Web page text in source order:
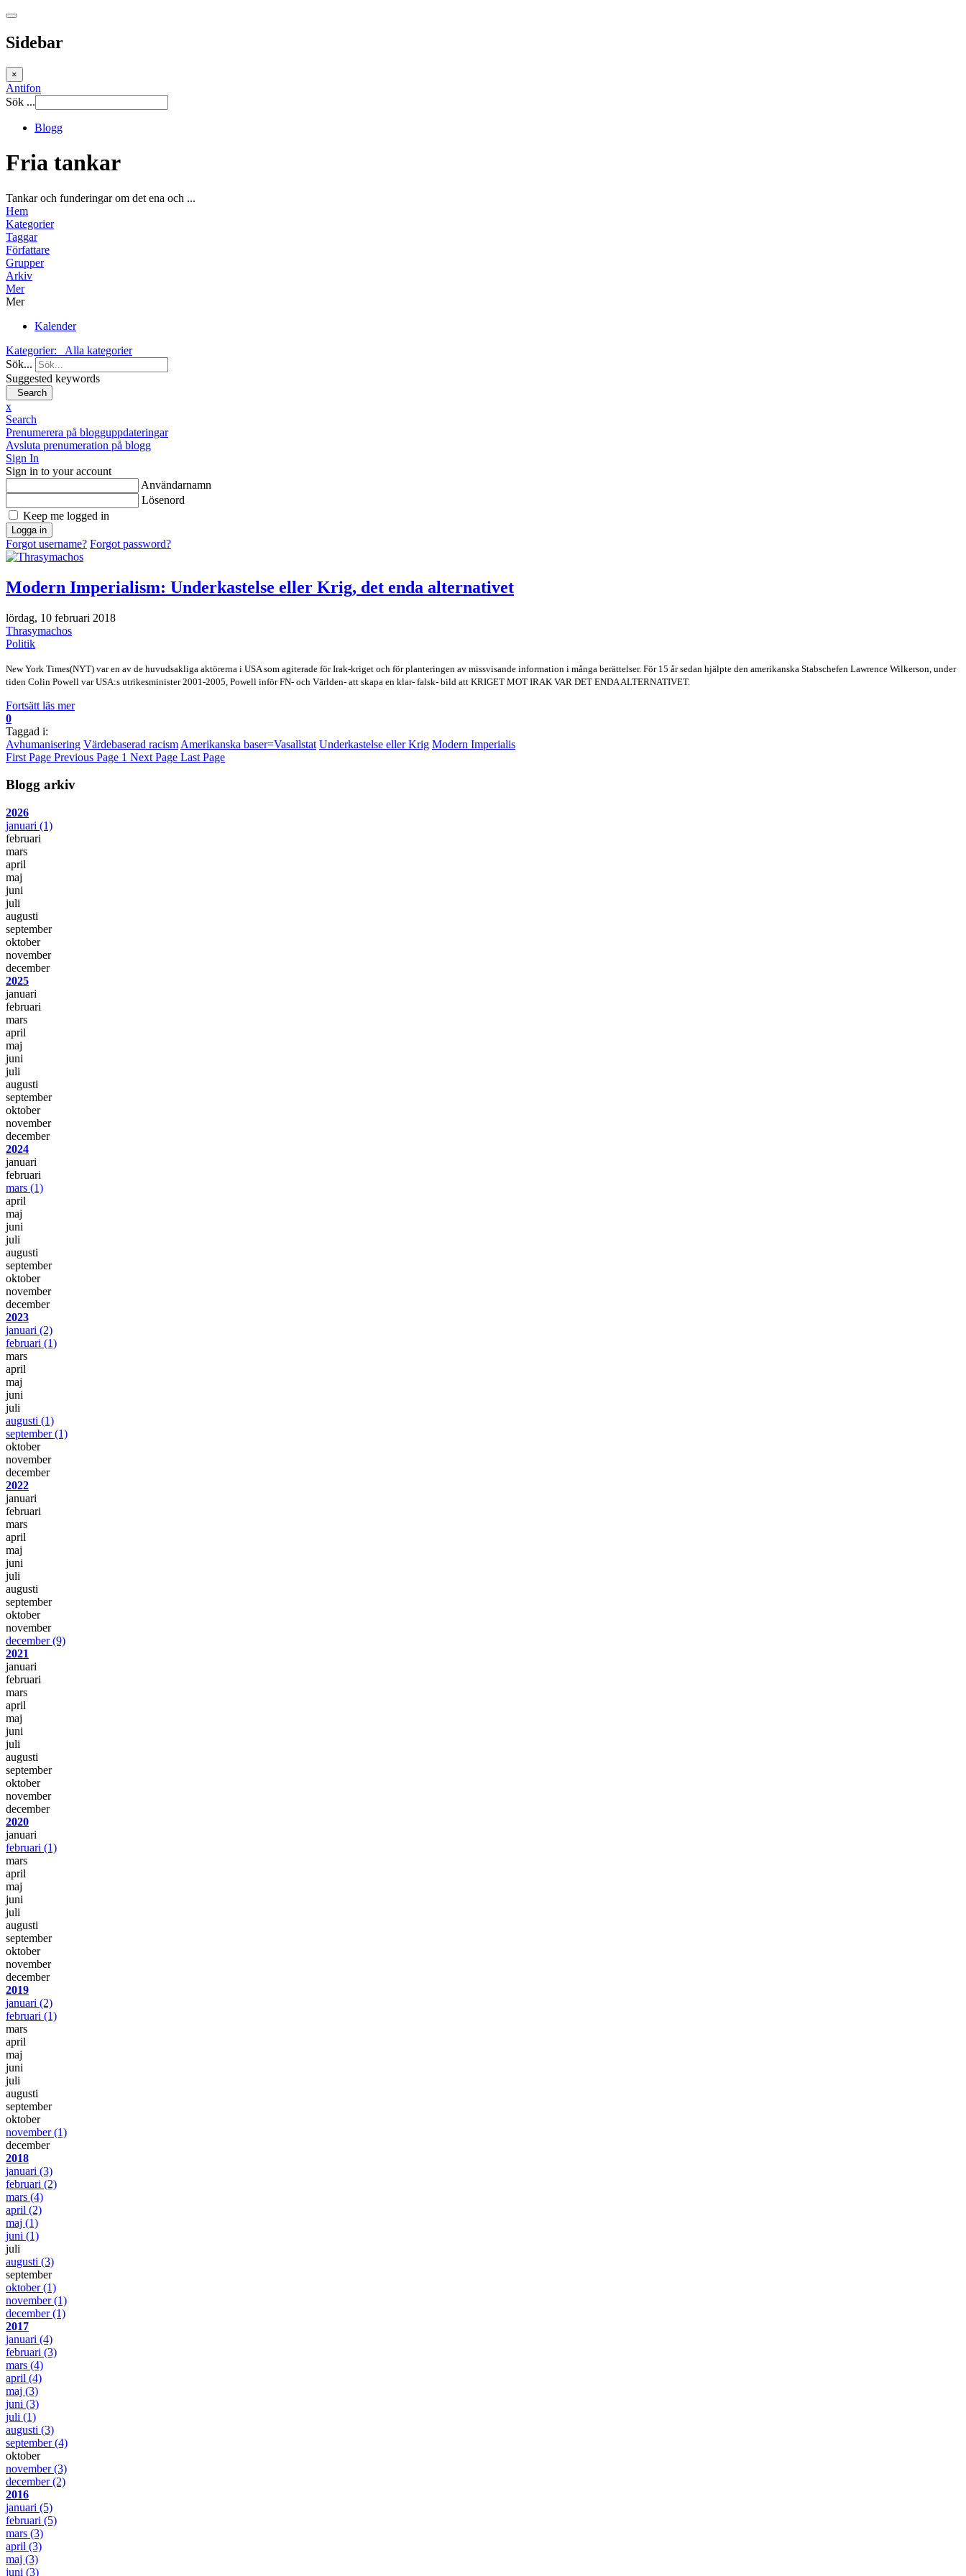
Sidebar
×
Antifon
Sök ...
Blogg
Fria tankar
Tankar och funderingar om det ena och ...
Hem
Kategorier
Taggar
Författare
Grupper
Arkiv
Mer
Mer
Kalender
Kategorier:
Alla kategorier
Sök...
Suggested keywords
Search
x
Search
Prenumerera på blogguppdateringar
Avsluta prenumeration på blogg
Sign In
Sign in to your account
Användarnamn
Lösenord
Keep me logged in
Logga in
Forgot username? Forgot password?
Modern Imperialism: Underkastelse eller Krig, det enda alternativet
lördag, 10 februari 2018
Thrasymachos
Politik
New York Times(NYT) var en av de huvudsakliga aktörerna i USA som agiterade för Irak-kriget och för planteringen av missvisande information i många berättelser. För 15 år sedan hjälpte den amerikanska Stabschefen Lawrence Wilkerson, under
tiden Colin Powell var USA:s utrikesminister 2001-2005, Powell inför FN- och Världen- att skapa en klar- falsk- bild att KRIGET MOT IRAK VAR DET ENDA ALTERNATIVET.
Fortsätt läs mer
0
Taggad i:
Avhumanisering Värdebaserad racism Amerikanska baser=Vasallstat Underkastelse eller Krig Modern Imperialis
First Page Previous Page 1 Next Page Last Page
Blogg arkiv
2026
januari (1)
februari
mars
april
maj
juni
juli
augusti
september
oktober
november
december
2025
januari
februari
mars
april
maj
juni
juli
augusti
september
oktober
november
december
2024
januari
februari
mars (1)
april
maj
juni
juli
augusti
september
oktober
november
december
2023
januari (2)
februari (1)
mars
april
maj
juni
juli
augusti (1)
september(1)
oktober
november
december
2022
januari
februari
mars
april
maj
juni
juli
augusti
september
oktober
november
december(9)
2021
januari
februari
mars
april
maj
juni
juli
augusti
september
oktober
november
december
2020
januari
februari (1)
mars
april
maj
juni
juli
augusti
september
oktober
november
december
2019
januari (2)
februari (1)
mars
april
maj
juni
juli
augusti
september
oktober
november(1)
december
2018
januari (3)
februari (2)
mars (4)
april (2)
maj (1)
juni (1)
juli
augusti (3)
september
oktober(1)
november(1)
december(1)
2017
januari (4)
februari (3)
mars (4)
april (4)
maj (3)
juni (3)
juli (1)
augusti (3)
september(4)
oktober
november(3)
december(2)
2016
januari (5)
februari (5)
mars (3)
april (3)
maj (3)
juni (3)